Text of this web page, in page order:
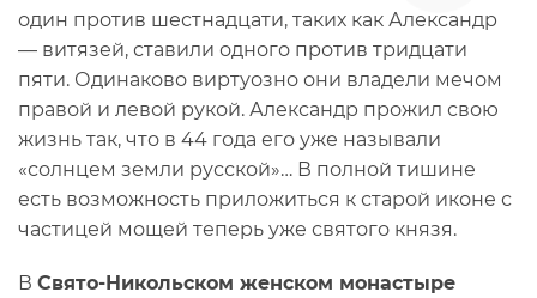
один против шестнадцати, таких как Александр
— витязей, ставили одного против тридцати
пяти. Одинаково виртуозно они владели мечом
правой и левой рукой. Александр прожил свою
жизнь так, что в 44 года его уже называли
«солнцем земли русской»… В полной тишине
есть возможность приложиться к старой иконе с
частицей мощей теперь уже святого князя.
В Свято-Никольском женском монастыре